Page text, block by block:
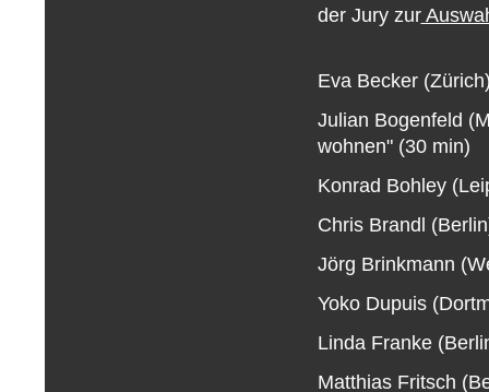
der Jury zur
Eva Becker
Julian Bogenfeld
wohnen" (30 min)
Konrad Bohley
Chris Brandl
Jörg Brinkmann
Yoko Dupuis
Linda Franke
Matthias Fritsch